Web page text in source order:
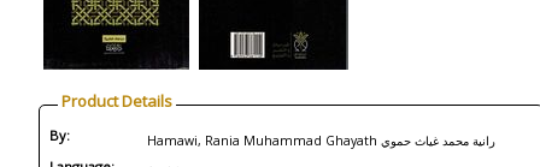
Product Details
By: Hamawi, Rania Muhammad Ghayath رانية محمد غياث حموي